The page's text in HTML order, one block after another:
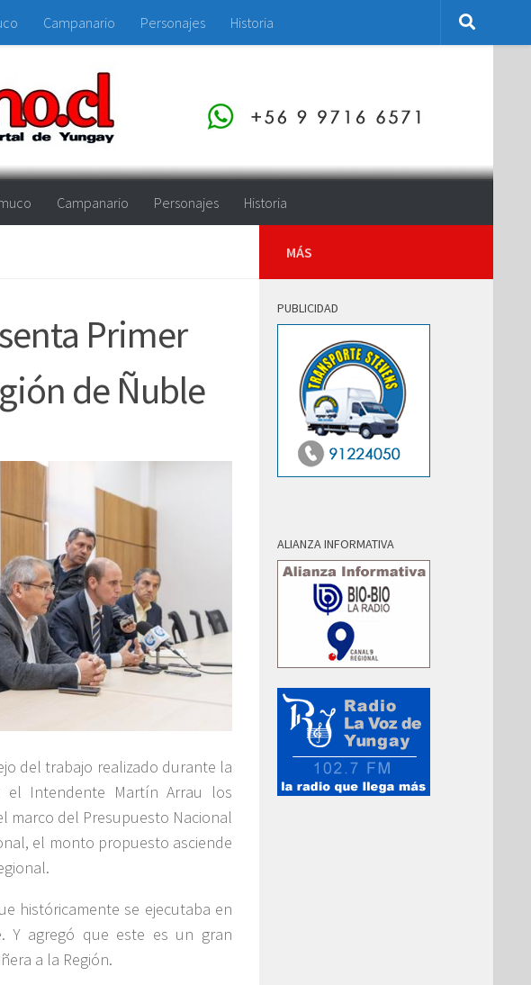
Campanario Personajes Historia
Campanario Personajes Historia
Primer
de Ñuble
del trabajo realizado durante la
el Intendente Martín Arrau los
marco del Presupuesto Nacional
el monto propuesto asciende
históricamente se ejecutaba en
Y agregó que este es un gran
a la Región.
MÁS
PUBLICIDAD
ALIANZA INFORMATIVA